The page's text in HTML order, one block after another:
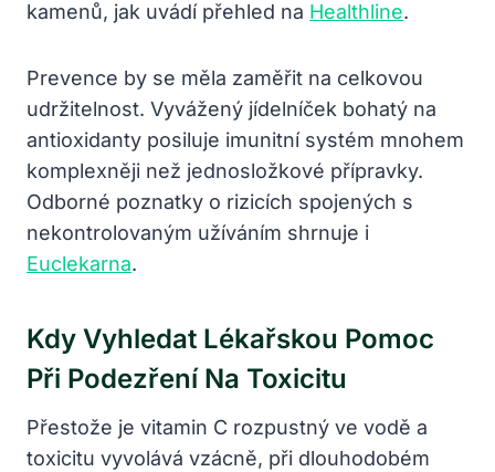
kamenů, jak uvádí přehled na Healthline.
Prevence by se měla zaměřit na celkovou
udržitelnost. Vyvážený jídelníček bohatý na
antioxidanty posiluje imunitní systém mnohem
komplexněji než jednosložkové přípravky.
Odborné poznatky o rizicích spojených s
nekontrolovaným užíváním shrnuje i
Euclekarna.
Kdy Vyhledat Lékařskou Pomoc
Při Podezření Na Toxicitu
Přestože je vitamin C rozpustný ve vodě a
toxicitu vyvolává vzácně, při dlouhodobém